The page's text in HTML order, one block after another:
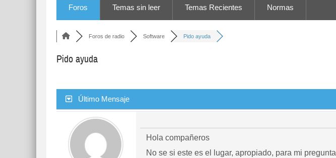
Foros Temas sin leer Temas Recientes Normas
Foros de radio Software Pido ayuda
Pido ayuda
Último Mensaje
Hola compañeros
No se si este es el lugar, apropiado, para mi pregunta